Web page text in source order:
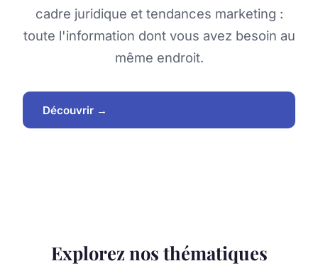
cadre juridique et tendances marketing :
toute l'information dont vous avez besoin au
même endroit.
Découvrir →
Explorez nos thématiques